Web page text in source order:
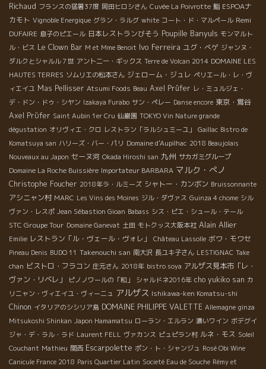
Richaud フランスの猛暑37度 岡田ヒロシさん Cuvée La Poivrotte 鮨 ESPOAナ
カモト Vignoble Energique グラン・ラルグ white コート・ド・マルペール Remi
DUFAIRE 息子のピエール 日本レストランびそう Poupille Banyuls モンマルト
ル・ビス Le Clown Bar M et Mme Benoit Ivo Ferreira ユグ・べゲ ジャンヌ・
ダルクとシャルル７世 アントニー・ギックス Terre de Volcan 2014 DOMAINE LES
HAUTES TERRES ソムリエの松本さん ジェローム・ジュレ ペリエール・レ・ヴ
ィエイユ Mas Pellisser Atsumi Foods Beau Axel Prüfer レ・ミュルジェ・
デ・ドン・ドゥ・シヤン Izakaya Furabo サン・ペレー Danse encore 東京・鴬谷
Axel Prϋfer Saint Aubin 1er Cru 仙巌園 TOKYO Vin Nature grande
dégustation オリヴィエ・クロ レストラン「ラルシュミーユ」 Gaillac Bistro de
Komatsuya san ハリーズ・バー・パリ Domaine d'Aupilhac 2018 Beaujolais
Nouveaux au Japon セーヌ河 Okada Hiroshi san 九州 サカガミグループ
Domaine La Roche Buissière Importateur BARBARA マルク・ぺノ
Christophe Foucher 2018年ラ・ルミーズ シャトー・カンボン Bruissonnante
アシニャン村 MARC Les Vins des Moines ジル・ダヴァス Guinza 4 chome シル
ヴァン・レスポ Jean Sébastion Gioan Babass シス・ピエ・シュール・テール
STC Groupe Tour Domaine Ganevat 土田 モトクッス大阪本社 Alain Allier
Emilie レストラン「ル・ヴェール・ヴォレ」 Château Lassolle ボワ・モワセ
Pineau Denis BUDO 11 Takenouchi san 南大沢 長ユキ子さん LESTIGNAC Take
chan ビストロ・フラコン 庄元さん 2018年 bistro soya アルザス見本市「レ・
ヴァン・リベレ」
ピノノワールの「和」 シャルドネ2016年 cho yukiko san カ
リニャン・ヴィエイユ・ヴィーニュ アルザス Ishikawa-ken Komatsu-shi
Chinon イタリアのシシリア島 DOMAINE PHILIPPE VALETTE Allemagne ginza
Mitsukoshi Shinkan Japon Hamamatsu ローラン・エルラン 濃いワイン ボデグイ
ジャ・デ・ラル・ラド Laurent FELL ヴァカンス ピュピラン村 ルネ・モス Soleil
Couchant Mathieu 関西 Escarpolette ポン・ト・シャンジュ Rosé Obi Wine
Canicule France 2018 Paris Quartier Latin Societé Eau de Souche Rémy et